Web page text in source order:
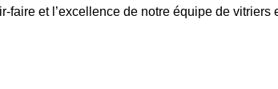
et l’excellence de notre équipe de vitriers